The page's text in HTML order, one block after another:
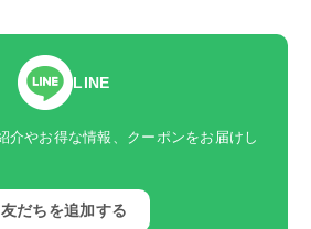
LINE
介やお得な情報、クーポンをお届けし
友だちを追加する